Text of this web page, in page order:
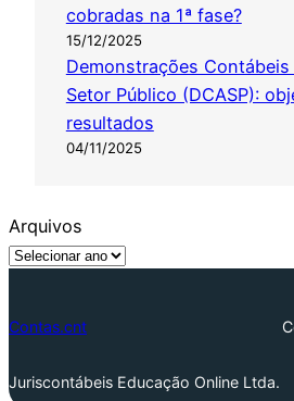
cobradas na 1ª fase?
15/12/2025
Demonstrações
Setor Público (DCASP):
resultados
04/11/2025
Arquivos
Contas.cnt
Juriscontábeis Educação Online Ltda.